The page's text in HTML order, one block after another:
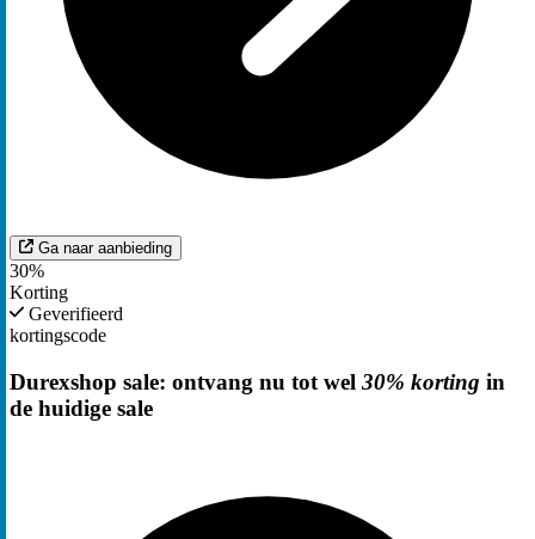
Ga naar aanbieding
30%
Korting
Geverifieerd
kortingscode
Durexshop sale: ontvang nu tot wel 30% korting in
de huidige sale